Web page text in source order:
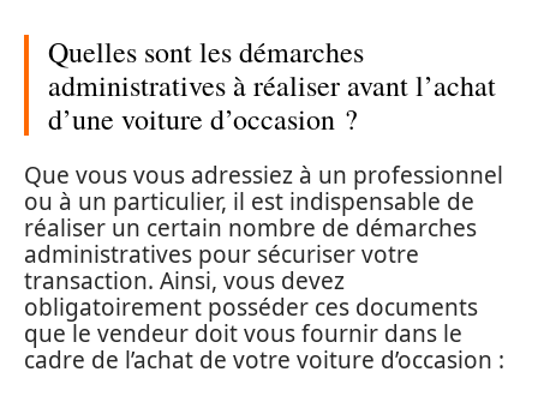
Quelles sont les démarches
administratives à réaliser avant l’achat
d’une voiture d’occasion ?
Que vous vous adressiez à un professionnel
ou à un particulier, il est indispensable de
réaliser un certain nombre de démarches
administratives pour sécuriser votre
transaction. Ainsi, vous devez
obligatoirement posséder ces documents
que le vendeur doit vous fournir dans le
cadre de l’achat de votre voiture d’occasion :